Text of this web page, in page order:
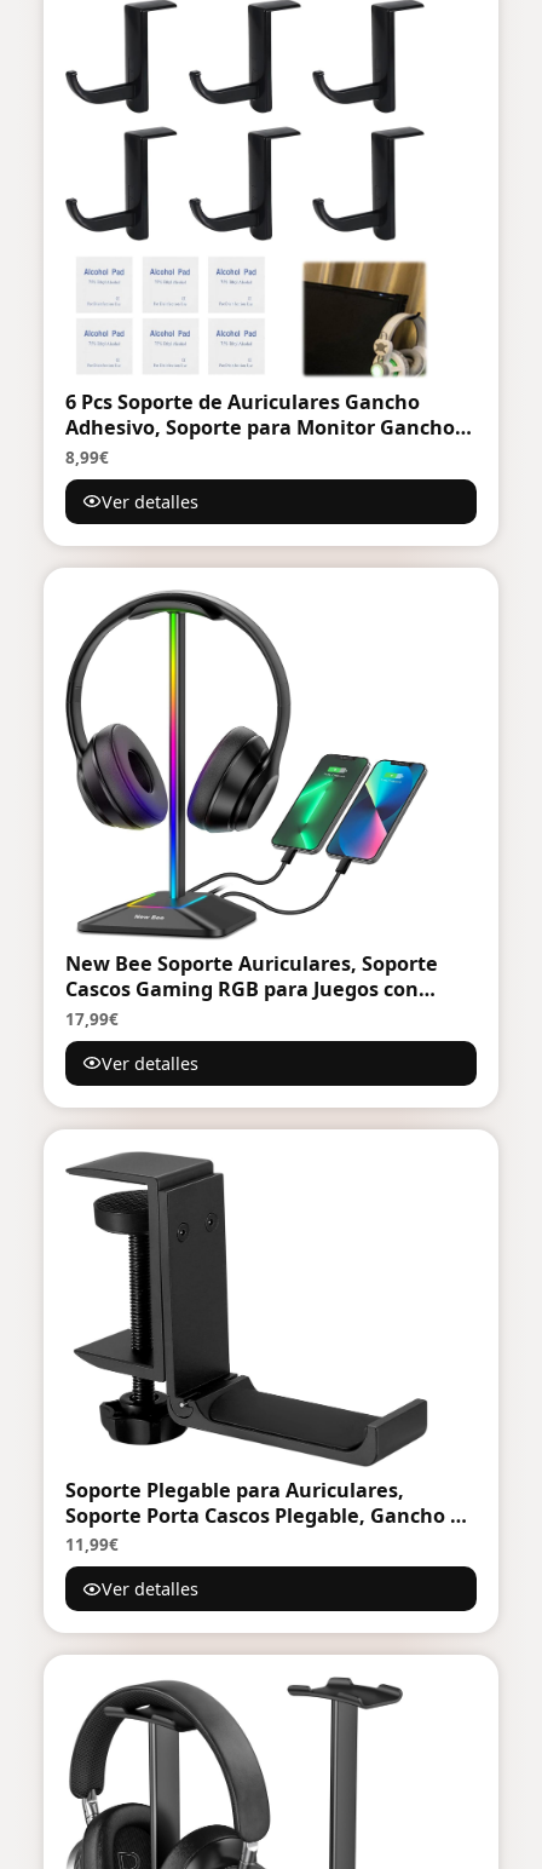
6 Pcs Soporte de Auriculares Gancho
Adhesivo, Soporte para Monitor Ganchos
para Auriculares con 6 Pastilla
limpiadora, Compatible con Todo Tipo de
Auriculares, para Monitor, Escritorios de
Oficina
8,99€
Ver detalles
New Bee Soporte Auriculares, Soporte
Cascos Gaming RGB para Juegos con
Cargador USB Tipo C y Transferencia de
Datos, Universal, para Todos los
Auriculares de Escritorio (Negro)
17,99€
Ver detalles
Soporte Plegable para Auriculares,
Soporte Porta Cascos Plegable, Gancho de
Aluminio, Headphone Stand Universal
para Colgar Organizador Auriculares de
Gaming, Cascos Gaming
11,99€
Ver detalles